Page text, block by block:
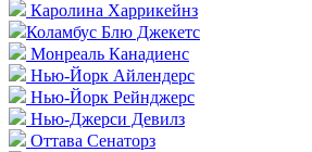
Каролина Харрикейнз
Коламбус Блю Джекетс
Монреаль Канадиенс
Нью-Йорк Айлендерс
Нью-Йорк Рейнджерс
Нью-Джерси Девилз
Оттава Сенаторз